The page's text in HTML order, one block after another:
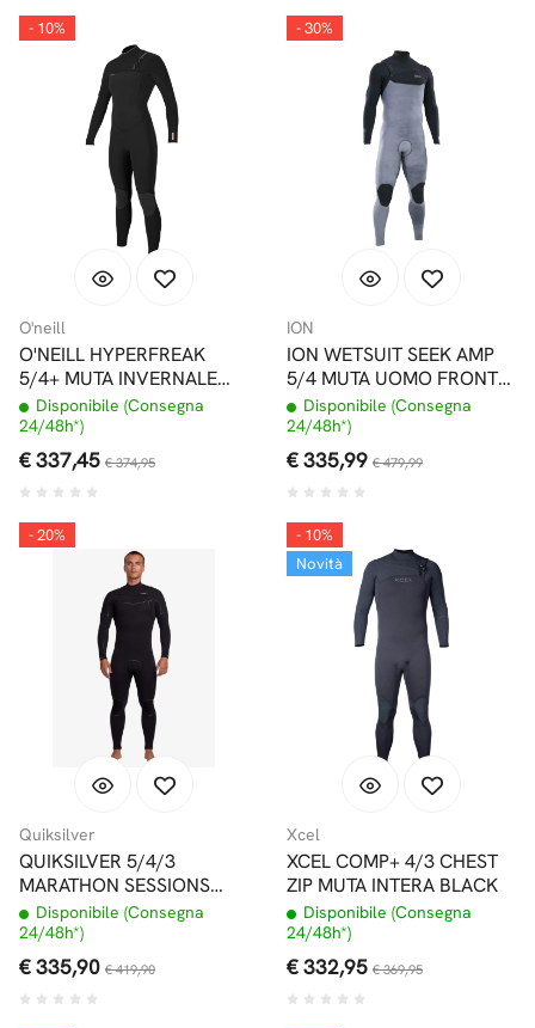
- 10%
O'neill
O'NEILL HYPERFREAK
5/4+ MUTA INVERNALE
CHEST ZIP BLACK DONNA
Disponibile (Consegna
24/48h*)
€ 337,45 € 374,95
- 30%
ION
ION WETSUIT SEEK AMP
5/4 MUTA UOMO FRONT
ZIP TIE DYE LTD GREY
Disponibile (Consegna
24/48h*)
€ 335,99 € 479,99
- 20%
Quiksilver
QUIKSILVER 5/4/3
MARATHON SESSIONS
CHEST ZIP MUTA CON
PRIMALOFT
Disponibile (Consegna
24/48h*)
€ 335,90 € 419,90
- 10%
Novità
Xcel
XCEL COMP+ 4/3 CHEST
ZIP MUTA INTERA BLACK
Disponibile (Consegna
24/48h*)
€ 332,95 € 369,95